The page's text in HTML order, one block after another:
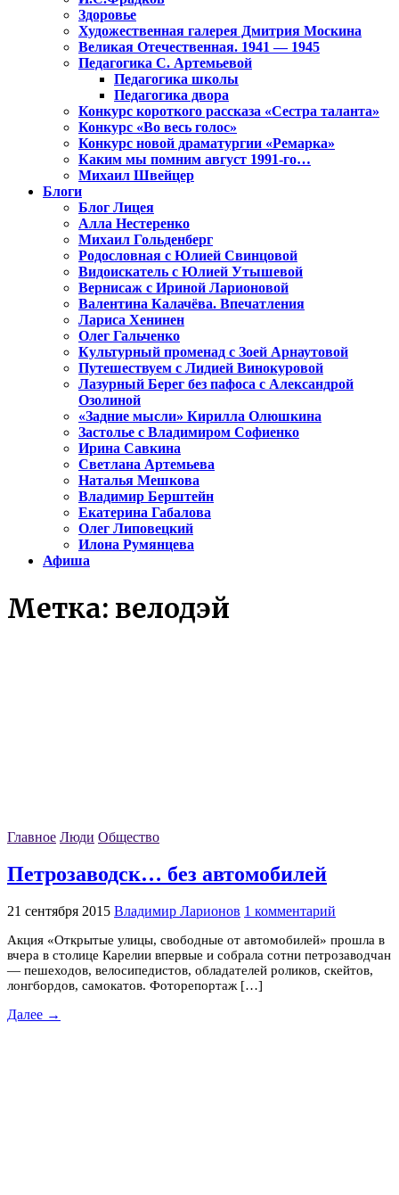
Здоровье
Художественная галерея Дмитрия Москина
Великая Отечественная. 1941 — 1945
Педагогика С. Артемьевой
Педагогика школы
Педагогика двора
Конкурс короткого рассказа «Сестра таланта»
Конкурс «Во весь голос»
Конкурс новой драматургии «Ремарка»
Каким мы помним август 1991-го…
Михаил Швейцер
Блоги
Блог Лицея
Алла Нестеренко
Михаил Гольденберг
Родословная с Юлией Свинцовой
Видоискатель с Юлией Утышевой
Вернисаж с Ириной Ларионовой
Валентина Калачёва. Впечатления
Лариса Хенинен
Олег Гальченко
Культурный променад с Зоей Арнаутовой
Путешествуем с Лидией Винокуровой
Лазурный Берег без пафоса с Александрой
Озолиной
«Задние мысли» Кирилла Олюшкина
Застолье с Владимиром Софиенко
Ирина Савкина
Светлана Артемьева
Наталья Мешкова
Владимир Берштейн
Екатерина Габалова
Олег Липовецкий
Илона Румянцева
Афиша
Метка: велодэй
Главное Люди Общество
Петрозаводск… без автомобилей
21 сентября 2015 Владимир Ларионов 1 комментарий
Акция «Открытые улицы, свободные от автомобилей» прошла в
вчера в столице Карелии впервые и собрала сотни петрозаводчан
— пешеходов, велосипедистов, обладателей роликов, скейтов,
лонгбордов, самокатов. Фоторепортаж […]
Далее →